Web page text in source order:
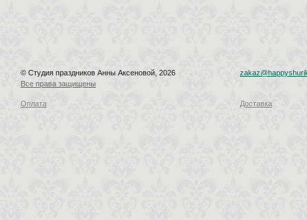
© Студия праздников Анны Аксеновой, 2026
Все права защищены
Оплата Доставка